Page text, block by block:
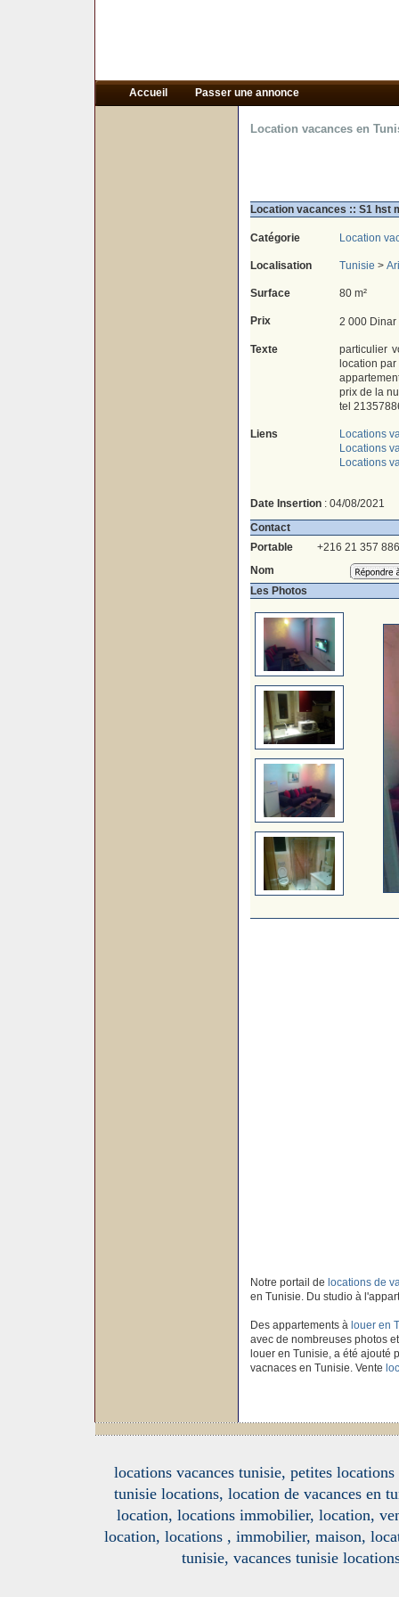
Accueil Passer une annonce
Location vacances en
Location vacances :: S1 hst
Catégorie Location
Localisation Tunisie >
Surface 80 m²
Prix 2 000
Texte
particulier
location
prix de la
tel
Liens
Locations
Locations
Locations
Date Insertion: 04/08/2021
Contact
Portable
+216 21 357 886
Nom
Les Photos
Notre portail de locations de
en Tunisie. Du studio à
Des appartements à louer en
avec de nombreuses photos
louer en Tunisie, a été ajouté
vacnaces en Tunisie. Vente
locations vacances tunisie, petites
tunisie locations, location de vacances en
location, locations immobilier, location,
location, locations , immobilier, maison,
tunisie, vacances tunisie